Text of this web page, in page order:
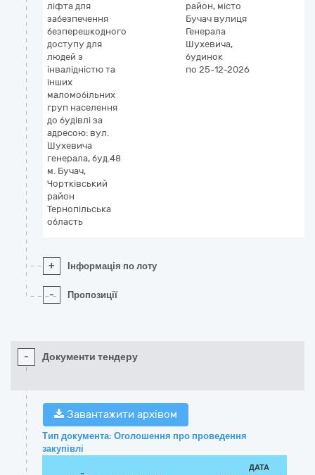
ліфта для
забезпечення
безперешкодного
доступу для
людей з
інвалідністю та
інших
маломобільних
груп населення
до будівлі за
адресою: вул.
Шухевича
генерала, буд.48
м. Бучач,
Чортківський
район
Тернопільська
область
район, місто
Бучач вулиця
Генерала
Шухевича,
будинок
по 25-12-2026
+ Інформація по лоту
- Пропозиції
- Документи тендеру
Завантажити архівом
Тип документа: Оголошення про проведення
закупівлі
ДАТА